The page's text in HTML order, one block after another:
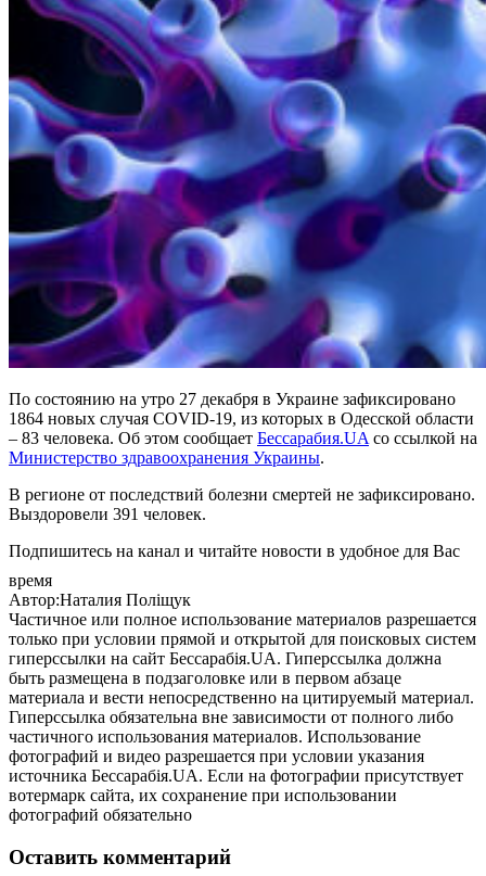
По состоянию на утро 27 декабря в Украине зафиксировано
1864 новых случая COVID-19, из которых в Одесской области
– 83 человека. Об этом сообщает Бессарабия.UA со ссылкой на
Министерство здравоохранения Украины.
В регионе от последствий болезни смертей не зафиксировано.
Выздоровели 391 человек.
Подпишитесь на канал и читайте новости в удобное для Вас
время
Автор:Наталия Поліщук
Частичное или полное использование материалов разрешается
только при условии прямой и открытой для поисковых систем
гиперссылки на сайт Бессарабія.UA. Гиперссылка должна
быть размещена в подзаголовке или в первом абзаце
материала и вести непосредственно на цитируемый материал.
Гиперссылка обязательна вне зависимости от полного либо
частичного использования материалов. Использование
фотографий и видео разрешается при условии указания
источника Бессарабія.UA. Если на фотографии присутствует
вотермарк сайта, их сохранение при использовании
фотографий обязательно
Оставить комментарий